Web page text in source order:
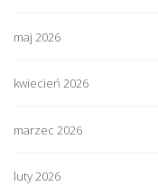
maj 2026
kwiecień 2026
marzec 2026
luty 2026